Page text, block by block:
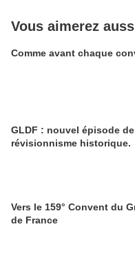
Vous aimerez
Comme avant chaque
GLDF : nouvel épisode de
révisionnisme historique.
Vers le 159° Convent du
de France